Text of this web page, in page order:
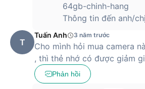
64gb-chinh-hang
Thông tin đến anh/
T
Tuấn Anh 3 năm trước
Cho mình hỏi mua camera
, thì thẻ nhớ có được giảm
Phản hồi